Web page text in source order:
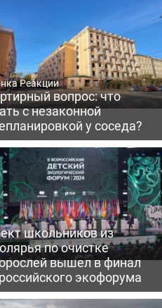
Реакции
вопрос: что
с незаконной
у соседа?
школьников из
по очистке
вышел в финал
экофорума